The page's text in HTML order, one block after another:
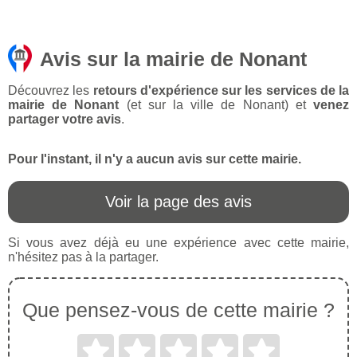
Avis sur la mairie de Nonant
Découvrez les retours d'expérience sur les services de la
mairie de Nonant (et sur la ville de Nonant) etvenez
partager votre avis.
Pour l'instant, il n'y a aucun avis sur cette mairie.
Voir la page des avis
Si vous avez déjà eu une expérience avec cette mairie,
n'hésitez pas à la partager.
Que pensez-vous de cette mairie ?